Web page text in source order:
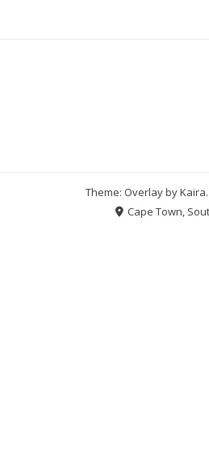
Theme: Overlay byKaira.
Cape Town,